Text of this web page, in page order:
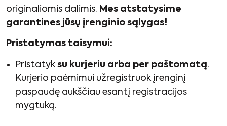
originaliomis dalimis. Mes atstatysime
garantines jūsų įrenginio sąlygas!
Pristatymas taisymui:
Pristatyk su kurjeriu arba per paštomatą.
Kurjerio paėmimui užregistruok įrenginį
paspaudę aukščiau esantį registracijos
mygtuką.